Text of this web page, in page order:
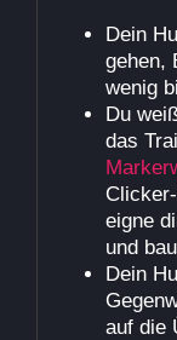
Dein
gehen,
wenig
Du
das
eigne
und
Dein
auf die